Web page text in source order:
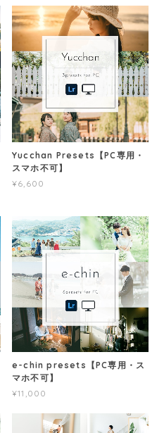
Yucchan Presets【PC専用・
スマホ不可】
¥6,600
e-chin presets【PC専用・ス
マホ不可】
¥11,000